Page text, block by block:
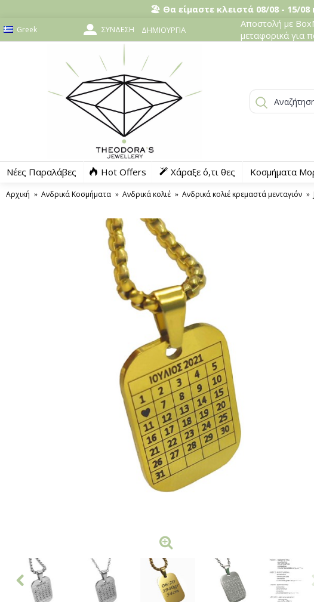
🏖️ Θα είμαστε κλειστά 08/08 - 15/08
Greek ΣΎΝΔΕΣΗ ΔΗΜΙΟΥΡΓΊΑ
Αποστολή με
μεταφορικά για
Νέες Παραλάβες Hot Offers Χάραξε ό,τι θες Κοσμήματα
Αρχική Ανδρικά Κοσμήματα Ανδρικά κολιέ Ανδρικά κολιέ κρεμαστά μενταγιόν